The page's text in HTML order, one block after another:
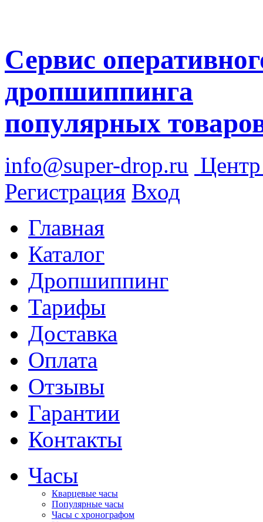
Сервис
дропшиппинга
популярных
info@super-drop.ru
Регистрация Вход
Главная
Каталог
Дропшиппинг
Тарифы
Доставка
Оплата
Отзывы
Гарантии
Контакты
Часы
Кварцевые часы
Популярные часы
Часы с хронографом